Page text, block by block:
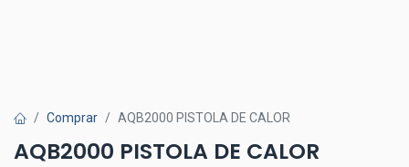
Comprar AQB2000 PISTOLA DE CALOR
AQB2000 PISTOLA DE CALOR